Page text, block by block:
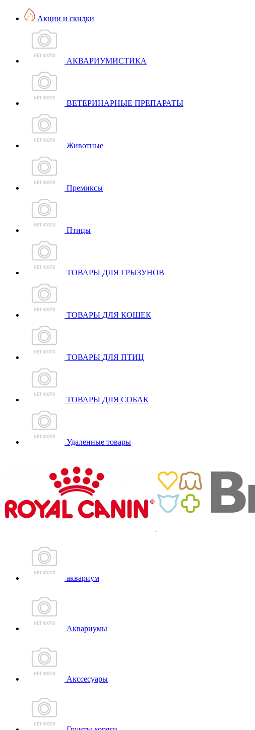
Акции и скидки
АКВАРИУМИСТИКА
ВЕТЕРИНАРНЫЕ ПРЕПАРАТЫ
Животные
Премиксы
Птицы
ТОВАРЫ ДЛЯ ГРЫЗУНОВ
ТОВАРЫ ДЛЯ КОШЕК
ТОВАРЫ ДЛЯ ПТИЦ
ТОВАРЫ ДЛЯ СОБАК
Удаленные товары
аквариум
Аквариумы
Акссесуары